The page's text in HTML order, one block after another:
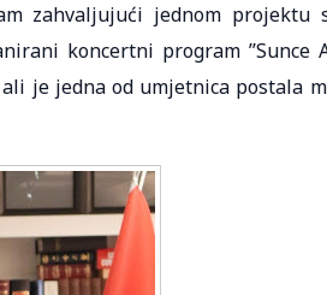
zahvaljujući jednom projektu
koncertni program ’’Sunce
je jedna od umjetnica postala